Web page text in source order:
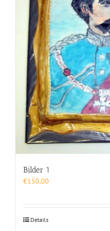
Bilder 1
€150,00
Details